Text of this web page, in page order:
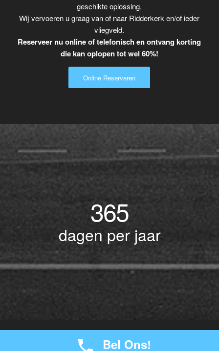
geschikte oplossing.
Wij vervoeren u graag van of naar Ridderkerk en/of ieder
vliegveld.
Reserveer nu online of telefonisch en ontvang korting
die kan oplopen tot wel 60%!
Online Reserveren
365
dagen per jaar
JW Verzekeringen Bel Ons!